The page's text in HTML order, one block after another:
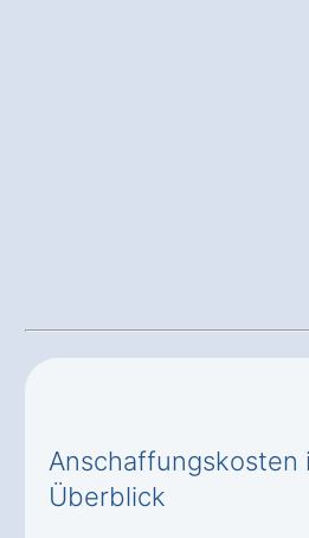
Anschaffungskosten
Überblick